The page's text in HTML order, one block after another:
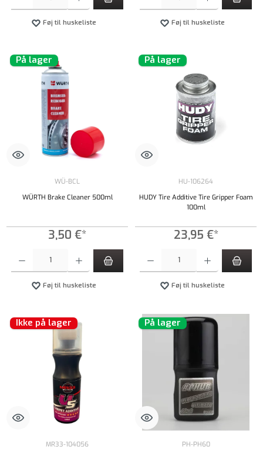
Føj til huskeliste Føj til huskeliste
På lager
WÜ-BCL
WÜRTH Brake Cleaner 500ml
3,50 €*
Føj til huskeliste
På lager
HU-106264
HUDY Tire Additive Tire Gripper Foam
100ml
23,95 €*
Føj til huskeliste
Ikke på lager
MR33-104056
På lager
PH-PH60